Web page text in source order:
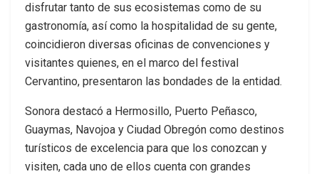
disfrutar tanto de sus ecosistemas como de su
gastronomía, así como la hospitalidad de su gente,
coincidieron diversas oficinas de convenciones y
visitantes quienes, en el marco del festival
Cervantino, presentaron las bondades de la entidad.
Sonora destacó a Hermosillo, Puerto Peñasco,
Guaymas, Navojoa y Ciudad Obregón como destinos
turísticos de excelencia para que los conozcan y
visiten, cada uno de ellos cuenta con grandes